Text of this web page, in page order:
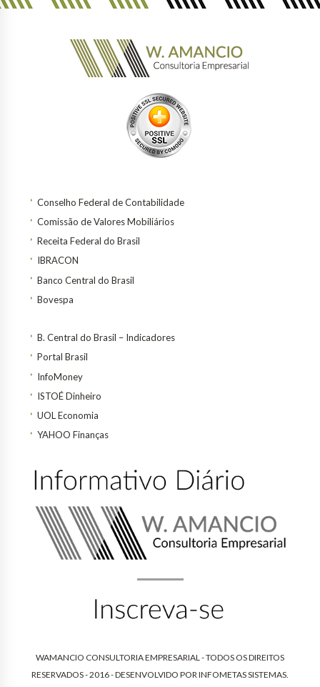
Conselho Federal de Contabilidade
Comissão de Valores Mobiliários
Receita Federal do Brasil
IBRACON
Banco Central do Brasil
Bovespa
B. Central do Brasil – Indicadores
Portal Brasil
InfoMoney
ISTOÉ Dinheiro
UOL Economia
YAHOO Finanças
WAMANCIO CONSULTORIA EMPRESARIAL - TODOS OS DIREITOS
RESERVADOS - 2016 - DESENVOLVIDO POR INFOMETAS SISTEMAS